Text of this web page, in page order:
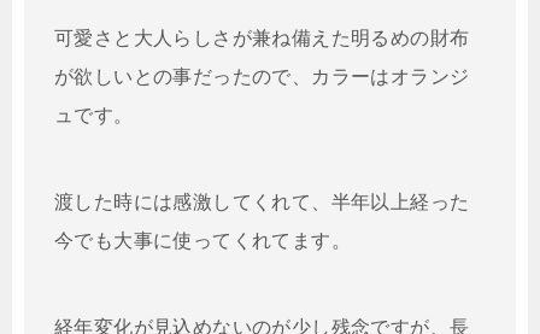
可愛さと大人らしさが兼ね備えた明るめの財布
が欲しいとの事だったので、カラーはオランジ
ュです。
渡した時には感激してくれて、半年以上経った
今でも大事に使ってくれてます。
経年変化が見込めないのが少し残念ですが、長